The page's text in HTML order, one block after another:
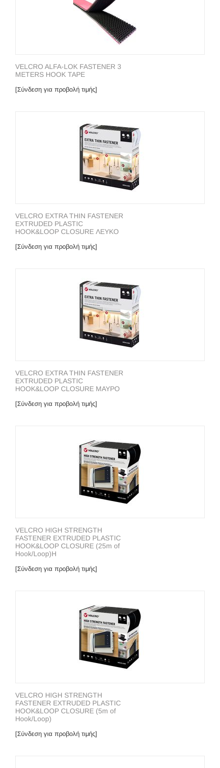
VELCRO ALFA-LOK FASTENER 3
METERS HOOK TAPE
[Σύνδεση για προβολή τιμής]
VELCRO EXTRA THIN FASTENER
EXTRUDED PLASTIC
HOOK&LOOP CLOSURE ΛΕΥΚΟ
[Σύνδεση για προβολή τιμής]
VELCRO EXTRA THIN FASTENER
EXTRUDED PLASTIC
HOOK&LOOP CLOSURE ΜΑΥΡΟ
[Σύνδεση για προβολή τιμής]
VELCRO HIGH STRENGTH
FASTENER EXTRUDED PLASTIC
HOOK&LOOP CLOSURE (25m of
Hook/Loop)H
[Σύνδεση για προβολή τιμής]
VELCRO HIGH STRENGTH
FASTENER EXTRUDED PLASTIC
HOOK&LOOP CLOSURE (5m of
Hook/Loop)
[Σύνδεση για προβολή τιμής]